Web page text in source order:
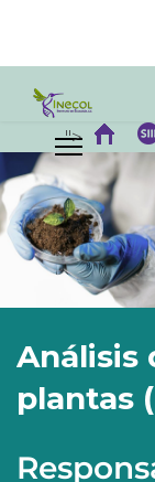
">
Análisis
plantas